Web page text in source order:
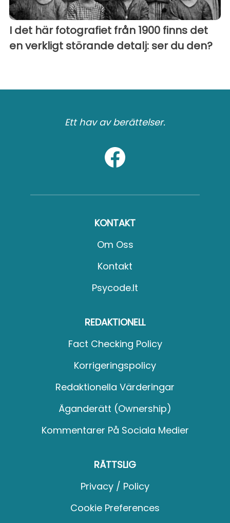
I det här fotografiet från 1900 finns det
en verkligt störande detalj: ser du den?
Ett hav av berättelser.
KONTAKT
Om Oss
Kontakt
Psycode.it
REDAKTIONELL
Fact Checking Policy
Korrigeringspolicy
Redaktionella Värderingar
Äganderätt (Ownership)
Kommentarer På Sociala Medier
RÄTTSLIG
Privacy / Policy
Cookie Preferences